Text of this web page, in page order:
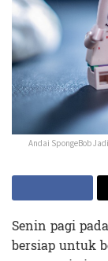
Andai SpongeBob
Senin pagi
bersiap untuk